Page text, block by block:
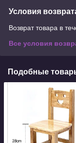
Условия
Возврат товара в
Все условия
Подобные